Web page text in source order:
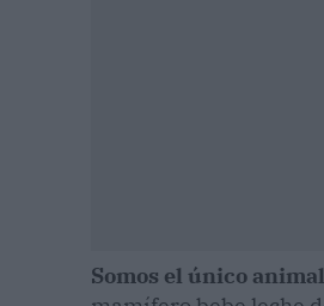
Somos el único